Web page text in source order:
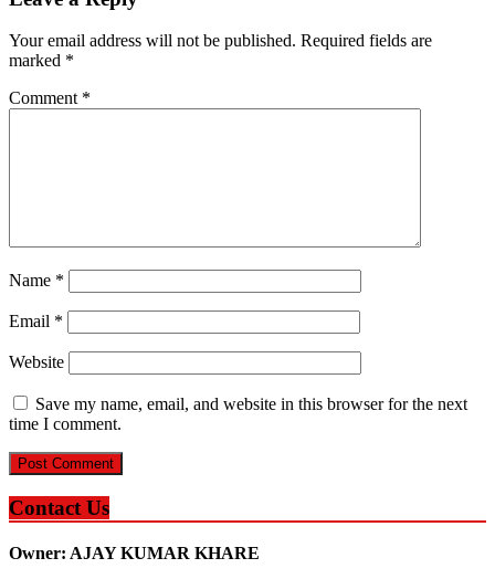
Your email address will not be published. Required fields are
marked *
Comment *
Name *
Email *
Website
Save my name, email, and website in this browser for the next
time I comment.
Contact Us
Owner: AJAY KUMAR KHARE